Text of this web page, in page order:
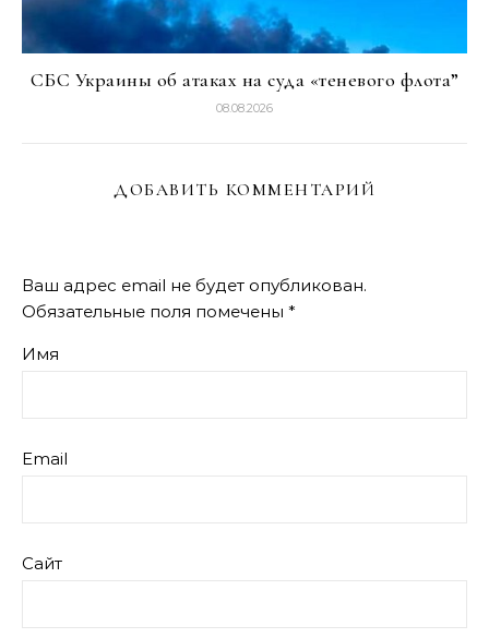
СБС Украины об атаках на суда «теневого флота”
08.08.2026
ДОБАВИТЬ КОММЕНТАРИЙ
Ваш адрес email не будет опубликован.
Обязательные поля помечены *
Имя
Email
Сайт